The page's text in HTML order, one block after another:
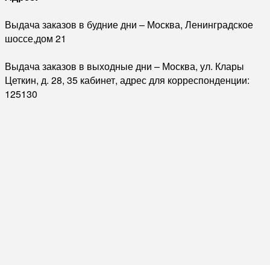
Выдача заказов в будние дни – Москва, Ленинградское
шоссе,дом 21
Выдача заказов в выходные дни – Москва, ул. Клары
Цеткин, д. 28, 35 кабинет, адрес для корреспонденции:
125130